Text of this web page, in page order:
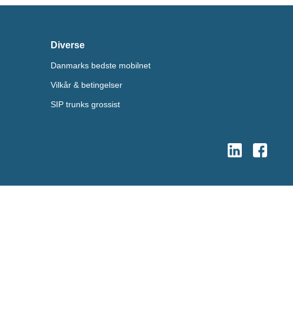
Diverse
Danmarks bedste mobilnet
Vilkår & betingelser
SIP trunks grossist